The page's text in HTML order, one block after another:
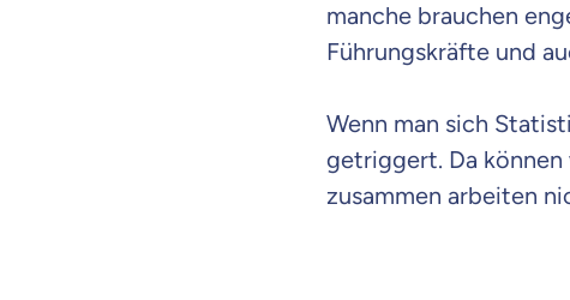
manche brauchen
Führungskräfte und
Wenn man sich
getriggert. Da können
zusammen arbeiten